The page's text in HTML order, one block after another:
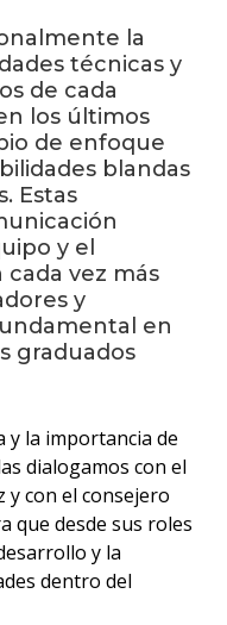
en
la
técnicas y
de cada
los últimos
de enfoque
blandas
Estas
y el
vez más
y
en
graduados
y la importancia de
dialogamos con el
y con el consejero
que desde sus roles
y la
dentro del